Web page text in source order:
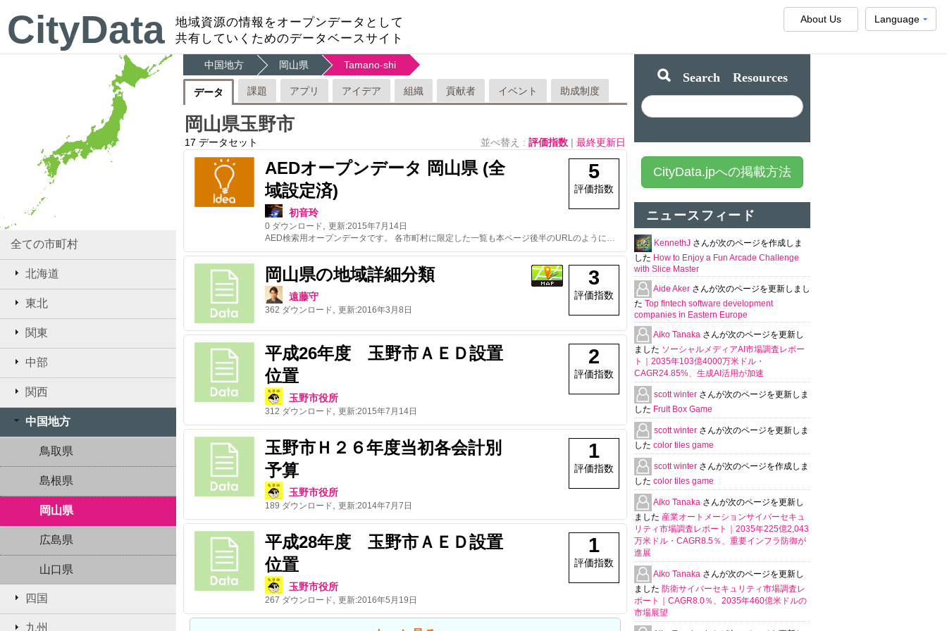
CityData
地域資源の情報をオープンデータとして
共有していくためのデータベースサイト
Language
About Us
全ての市町村
北海道
東北
関東
中部
関西
中国地方
鳥取県
島根県
岡山県
広島県
山口県
四国
九州
中国地方 岡山県 Tamano-shi
データ 課題 アプリ アイデア 組織 貢献者 イベント 助成制度
岡山県玉野市
17 データセット 並べ替え : 評価指数 | 最終更新日
AEDオープンデータ 岡山県 (全
域設定済)
初音玲
0 ダウンロード 更新:2015年7月14日
5
評価指数
AED検索用オープンデータです。 各市町村に限定した一覧も本ページ後半のURLのように指定すれば取得可能です。
岡山県の地域詳細分類
遠藤守
362 ダウンロード 更新:2016年3月8日
3
評価指数
平成26年度 玉野市ＡＥＤ設置
位置
玉野市役所
312 ダウンロード 更新:2015年7月14日
2
評価指数
玉野市Ｈ２６年度当初各会計別
予算
玉野市役所
189 ダウンロード 更新:2014年7月7日
1
評価指数
平成28年度 玉野市ＡＥＤ設置
位置
玉野市役所
267 ダウンロード 更新:2016年5月19日
1
評価指数
Search Resources
CityData.jpへの掲載方法
ニュースフィード
KennethJ さんが次のページを作成しま
した How to Enjoy a Fun Arcade Challenge
with Slice Master
Aide Aker さんが次のページを更新しまし
た Top fintech software development
companies in Eastern Europe
Aiko Tanaka さんが次のページを更新し
ました ソーシャルメディアAI市場調査レポー
ト｜2035年103億4000万米ドル・
CAGR24.85%、生成AI活用が加速
scott winter さんが次のページを更新しま
した Fruit Box Game
scott winter さんが次のページを更新しま
した color tiles game
scott winter さんが次のページを作成しま
した color tiles game
Aiko Tanaka さんが次のページを更新し
ました 産業オートメーションサイバーセキュ
リティ市場調査レポート｜2035年225億2,043
万米ドル・CAGR8.5％、重要インフラ防御が
進展
Aiko Tanaka さんが次のページを更新し
ました 防衛サイバーセキュリティ市場調査レ
ポート｜CAGR8.0％、2035年460億米ドルの
市場展望